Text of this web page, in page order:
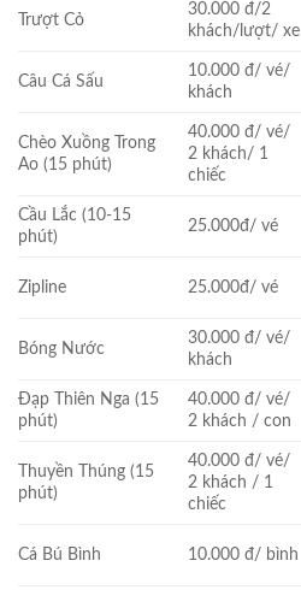
Trượt Cỏ
30.000 đ/2
khách/lượt/ xe
Câu Cá Sấu
10.000 đ/ vé/
khách
Chèo Xuồng Trong
Ao (15 phút)
40.000 đ/ vé/
2 khách/ 1
chiếc
Cầu Lắc (10-15
phút)
25.000đ/ vé
Zipline 25.000đ/ vé
Bóng Nước
30.000 đ/ vé/
khách
Đạp Thiên Nga (15
phút)
40.000 đ/ vé/
2 khách / con
Thuyền Thúng (15
phút)
40.000 đ/ vé/
2 khách / 1
chiếc
Cá Bú Bình 10.000 đ/ bình